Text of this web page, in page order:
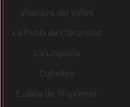
Vilanova del Vallès
La Pobla de Claramunt
La Llagosta
Cubelles
Eulàlia de Riuprimer